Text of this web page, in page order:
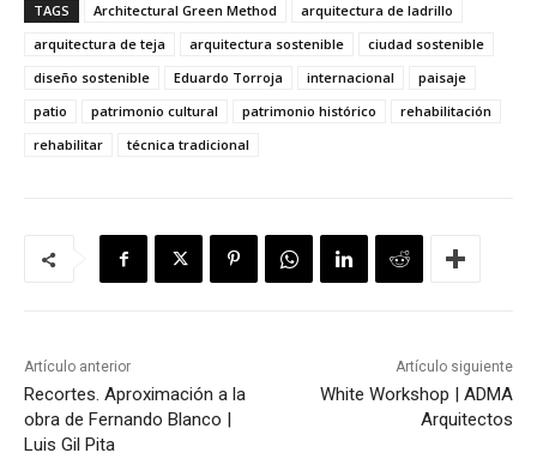
TAGS Architectural Green Method
arquitectura de ladrillo
arquitectura de teja
arquitectura sostenible
ciudad sostenible
diseño sostenible
Eduardo Torroja internacional
paisaje
patio
patrimonio cultural patrimonio histórico
rehabilitación
rehabilitar
técnica tradicional
Artículo anterior
Recortes. Aproximación a la
obra de Fernando Blanco |
Luis Gil Pita
Artículo siguiente
White Workshop | ADMA
Arquitectos